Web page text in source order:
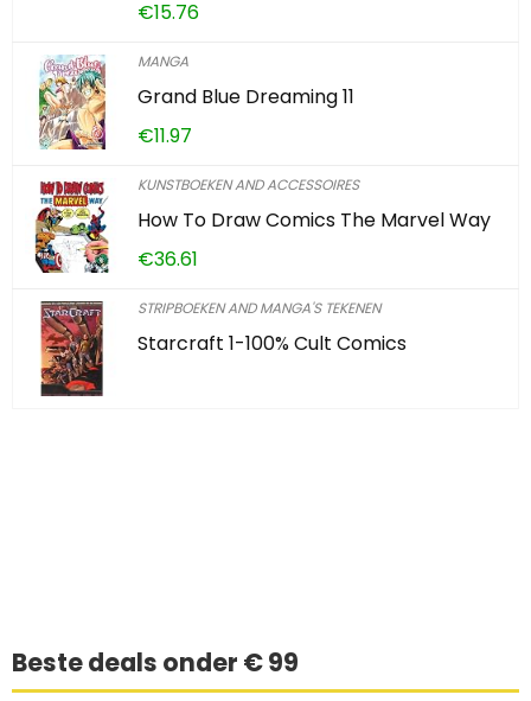
€15.76
MANGA
Grand Blue Dreaming 11
€11.97
KUNSTBOEKEN AND ACCESSOIRES
How To Draw Comics The Marvel Way
€36.61
STRIPBOEKEN AND MANGA'S TEKENEN
Starcraft 1-100% Cult Comics
Beste deals onder € 99